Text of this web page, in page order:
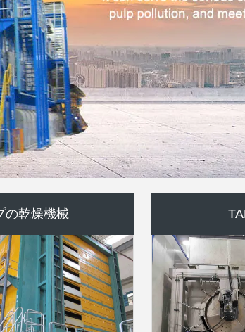
の乾燥機械
ーのフード 空気の